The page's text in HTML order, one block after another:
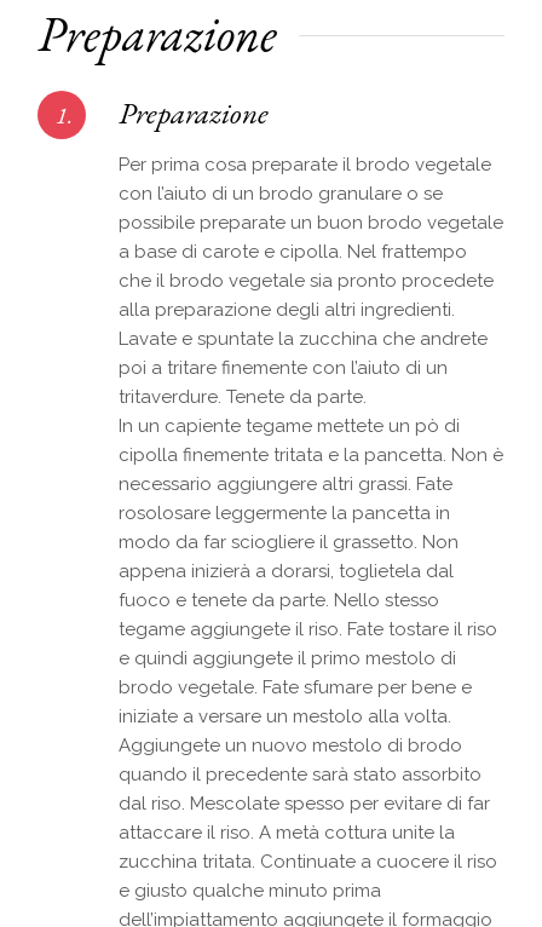
Preparazione
1. Preparazione
Per prima cosa preparate il brodo vegetale
con l’aiuto di un brodo granulare o se
possibile preparate un buon brodo vegetale
a base di carote e cipolla. Nel frattempo
che il brodo vegetale sia pronto procedete
alla preparazione degli altri ingredienti.
Lavate e spuntate la zucchina che andrete
poi a tritare finemente con l’aiuto di un
tritaverdure. Tenete da parte.
In un capiente tegame mettete un pò di
cipolla finemente tritata e la pancetta. Non è
necessario aggiungere altri grassi. Fate
rosolosare leggermente la pancetta in
modo da far sciogliere il grassetto. Non
appena inizierà a dorarsi, toglietela dal
fuoco e tenete da parte. Nello stesso
tegame aggiungete il riso. Fate tostare il riso
e quindi aggiungete il primo mestolo di
brodo vegetale. Fate sfumare per bene e
iniziate a versare un mestolo alla volta.
Aggiungete un nuovo mestolo di brodo
quando il precedente sarà stato assorbito
dal riso. Mescolate spesso per evitare di far
attaccare il riso. A metà cottura unite la
zucchina tritata. Continuate a cuocere il riso
e giusto qualche minuto prima
dell’impiattamento aggiungete il formaggio